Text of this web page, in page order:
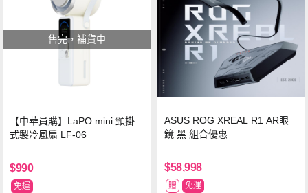
售完，補貨中
【中華員購】LaPO mini 頸掛
式製冷風扇 LF-06
$990
免運
ASUS ROG XREAL R1 AR眼
鏡 黑 組合優惠
$58,998
贈 免運